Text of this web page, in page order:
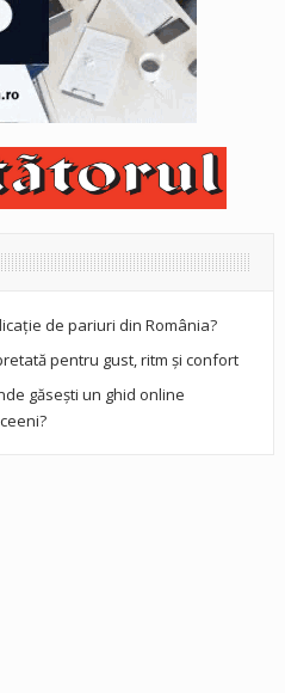
de pariuri din România?
pentru gust, ritm și confort
găsești un ghid online